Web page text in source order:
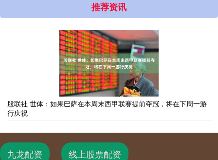
推荐资讯
股联社 世体：如果巴萨在本周末西甲联赛提前夺冠，将在下周一游
行庆祝
九龙配资 线上股票配资